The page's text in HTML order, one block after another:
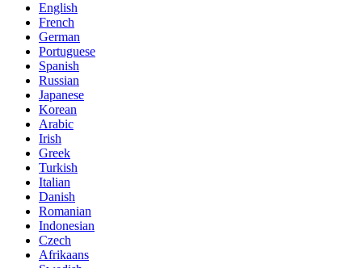
English
French
German
Portuguese
Spanish
Russian
Japanese
Korean
Arabic
Irish
Greek
Turkish
Italian
Danish
Romanian
Indonesian
Czech
Afrikaans